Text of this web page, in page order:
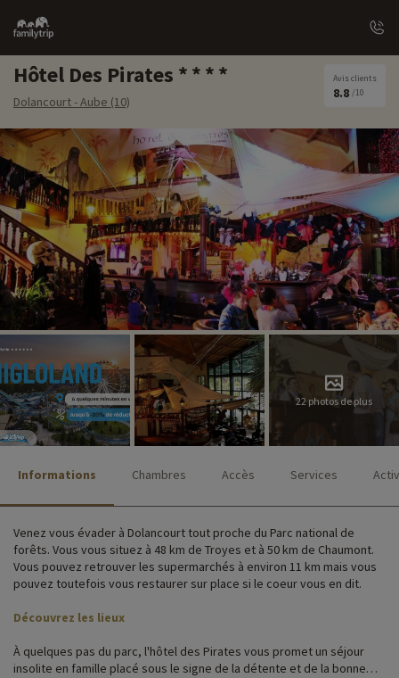
Family
trip
Hôtel Des Pirates
Dolancourt - Aube (10)
Avis clients
8.8 /10
22 photos de plus
Informations Chambres Accès Services
Venez vous évader à Dolancourt tout proche du Parc national de
forêts. Vous vous situez à 48 km de Troyes et à 50 km de Chaumont.
Vous pouvez retrouver les supermarchés à environ 11 km mais vous
pouvez toutefois vous restaurer sur place si le coeur vous en dit.
Découvrez les lieux
À quelques pas du parc, l'hôtel des Pirates vous promet un séjour
insolite en famille placé sous le signe de la détente et de la bonne